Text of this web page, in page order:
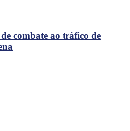
combate ao tráfico de